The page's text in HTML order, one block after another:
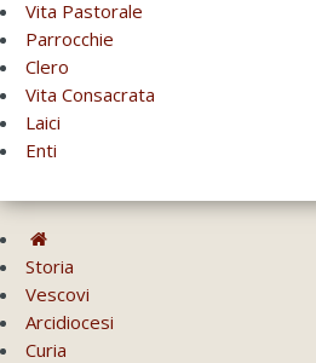
Vita Pastorale
Parrocchie
Clero
Vita Consacrata
Laici
Enti
Storia
Vescovi
Arcidiocesi
Curia